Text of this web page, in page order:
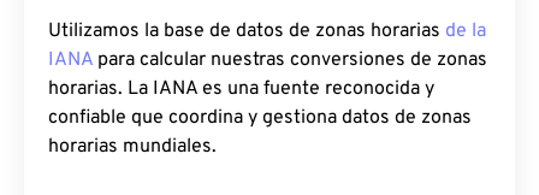
Utilizamos la base de datos de zonas horarias de la
IANA para calcular nuestras conversiones de zonas
horarias. La IANA es una fuente reconocida y
confiable que coordina y gestiona datos de zonas
horarias mundiales.